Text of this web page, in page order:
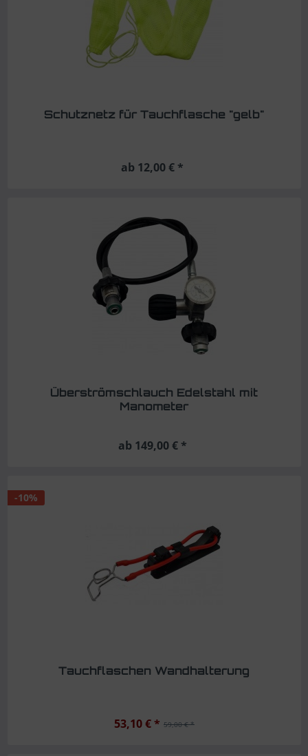
Schutznetz für Tauchflasche "gelb"
ab 12,00 € *
Überströmschlauch Edelstahl mit
Manometer
ab 149,00 € *
-10%
Tauchflaschen Wandhalterung
59,00 € *
53,10 € *